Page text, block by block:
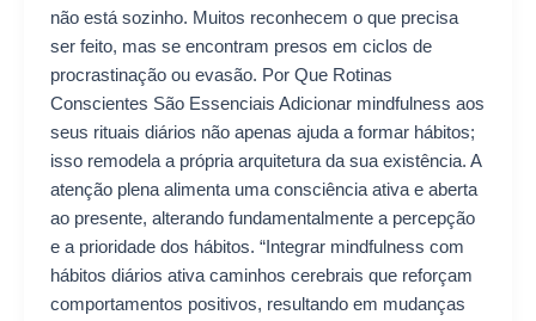
não está sozinho. Muitos reconhecem o que precisa
ser feito, mas se encontram presos em ciclos de
procrastinação ou evasão. Por Que Rotinas
Conscientes São Essenciais Adicionar mindfulness aos
seus rituais diários não apenas ajuda a formar hábitos;
isso remodela a própria arquitetura da sua existência. A
atenção plena alimenta uma consciência ativa e aberta
ao presente, alterando fundamentalmente a percepção
e a prioridade dos hábitos. “Integrar mindfulness com
hábitos diários ativa caminhos cerebrais que reforçam
comportamentos positivos, resultando em mudanças